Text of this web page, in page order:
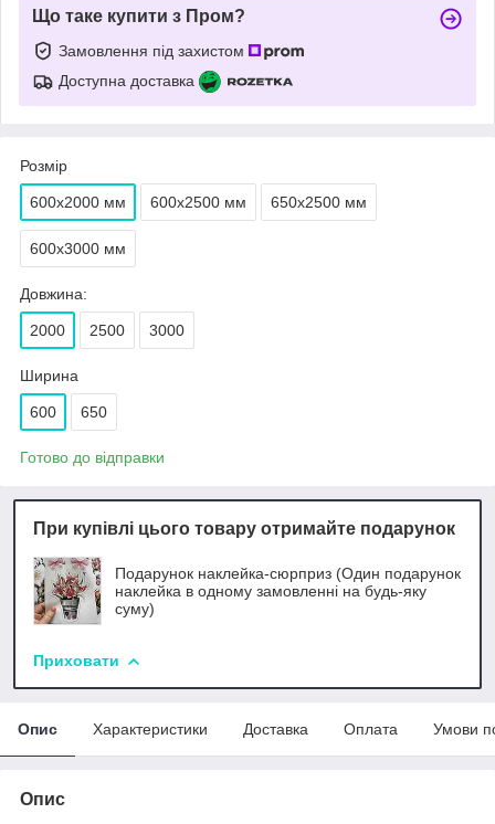
Що таке купити з Пром?
Замовлення під захистом
Доступна доставка
Розмір
600х2000 мм 600х2500 мм 650х2500 мм
600х3000 мм
Довжина:
2000 2500 3000
Ширина
600 650
Готово до відправки
При купівлі цього товару отримайте подарунок
Подарунок наклейка-сюрприз (Один подарунок
наклейка в одному замовленні на будь-яку
суму)
Приховати
Опис Характеристики Доставка Оплата Умови
Опис